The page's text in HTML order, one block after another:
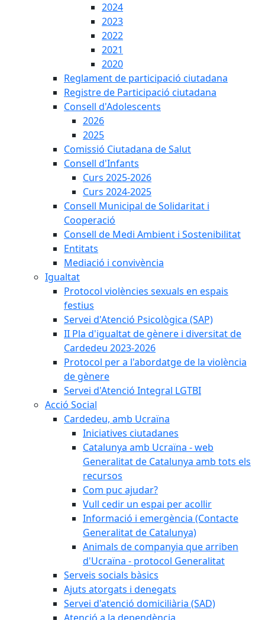
2024
2023
2022
2021
2020
Reglament de participació ciutadana
Registre de Participació ciutadana
Consell d'Adolescents
2026
2025
Comissió Ciutadana de Salut
Consell d'Infants
Curs 2025-2026
Curs 2024-2025
Consell Municipal de Solidaritat i
Cooperació
Consell de Medi Ambient i Sostenibilitat
Entitats
Mediació i convivència
Igualtat
Protocol violències sexuals en espais
festius
Servei d'Atenció Psicològica (SAP)
II Pla d'igualtat de gènere i diversitat de
Cardedeu 2023-2026
Protocol per a l'abordatge de la violència
de gènere
Servei d'Atenció Integral LGTBI
Acció Social
Cardedeu, amb Ucraïna
Iniciatives ciutadanes
Catalunya amb Ucraïna - web
Generalitat de Catalunya amb tots els
recursos
Com puc ajudar?
Vull cedir un espai per acollir
Informació i emergència (Contacte
Generalitat de Catalunya)
Animals de companyia que arriben
d'Ucraïna - protocol Generalitat
Serveis socials bàsics
Ajuts atorgats i denegats
Servei d'atenció domiciliària (SAD)